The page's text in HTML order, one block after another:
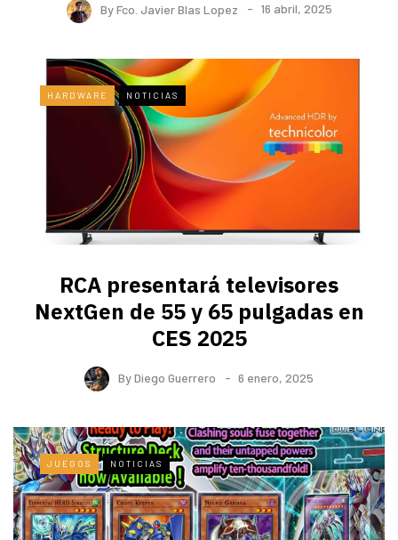
ByFco. Javier Blas Lopez 16 abril, 2025
HARDWARE NOTICIAS
RCA presentará televisores
NextGen de 55 y 65 pulgadas en
CES 2025
ByDiego Guerrero 6 enero, 2025
JUEGOS NOTICIAS